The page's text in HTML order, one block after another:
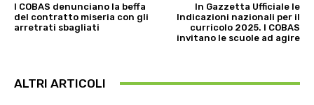
I COBAS denunciano la beffa
del contratto miseria con gli
arretrati sbagliati
In Gazzetta Ufficiale le
Indicazioni nazionali per il
curricolo 2025. I COBAS
invitano le scuole ad agire
ALTRI ARTICOLI